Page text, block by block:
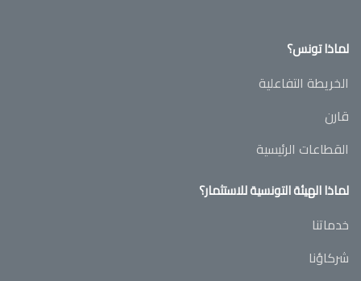
لماذا تونس؟
الخريطة التفاعلية
قارن
القطاعات الرئيسية
لماذا الهيئة التونسية للاستثمار؟
خدماتنا
شركاؤنا